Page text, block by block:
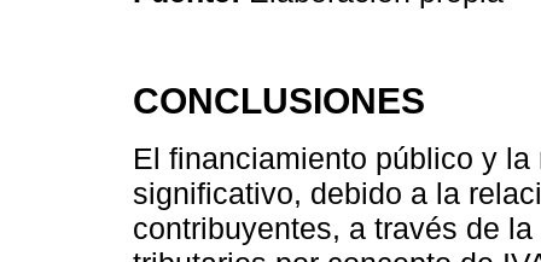
CONCLUSIONES
El financiamiento público y
significativo, debido a la
contribuyentes, a través de